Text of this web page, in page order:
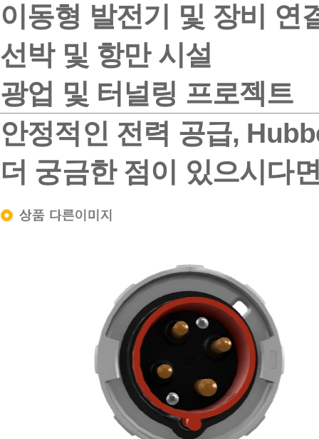
이동형 발전기 및 장비 연
선박 및 항만 시설
광업 및 터널링 프로젝트
안정적인 전력 공급,
더 궁금한 점이 있으시다